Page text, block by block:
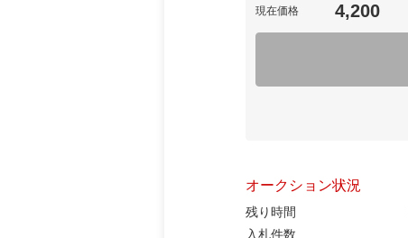
現在価格 4,200
オークション状況
残り時間
入札件数